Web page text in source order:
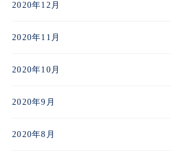
2020年12月
2020年11月
2020年10月
2020年9月
2020年8月